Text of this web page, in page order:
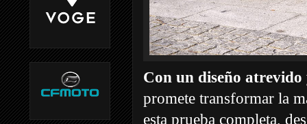
Con un diseño
promete transformar la
esta prueba completa,